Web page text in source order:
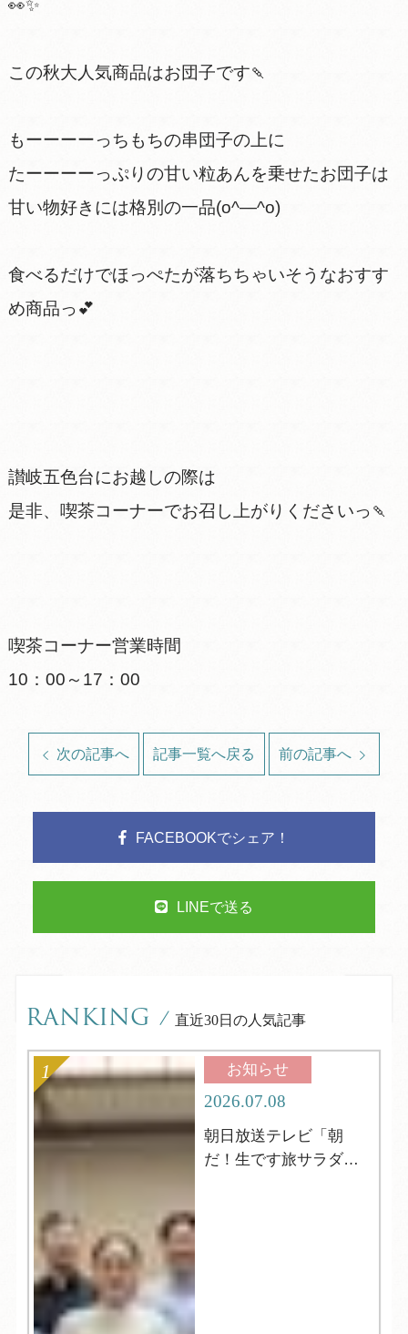
👀✨
この秋大人気商品はお団子です🍡
もーーーーっちもちの串団子の上に
たーーーーっぷりの甘い粒あんを乗せたお団子は
甘い物好きには格別の一品(o^―^o)
食べるだけでほっぺたが落ちちゃいそうなおすす
め商品っ💕
讃岐五色台にお越しの際は
是非、喫茶コーナーでお召し上がりくださいっ🍡
喫茶コーナー営業時間
10：00～17：00
次の記事へ 記事一覧へ戻る 前の記事へ
FACEBOOKでシェア！
LINEで送る
RANKING / 直近30日の人気記事
お知らせ
2026.07.08
朝日放送テレビ「朝
だ！生です旅サラダ」